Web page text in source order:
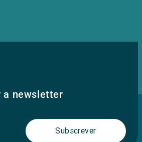
a newsletter
Subscrever